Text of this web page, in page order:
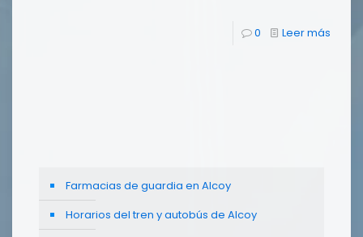
0 Leer más
Farmacias de guardia en Alcoy
Horarios del tren y autobús de Alcoy